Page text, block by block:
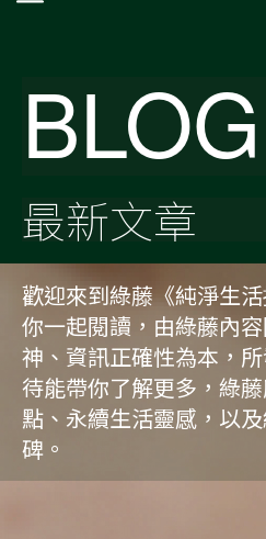
BLOG
最新文章
歡迎來到綠藤《純淨生
你一起閱讀，由綠藤內
神、資訊正確性為本，
待能帶你了解更多，綠
點、永續生活靈感，以
碑。